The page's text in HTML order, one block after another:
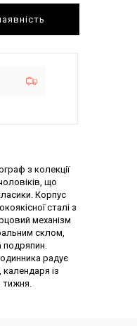
з колекції
що
Корпус
сталі з
механізм
склом,
подряпин.
радує
із